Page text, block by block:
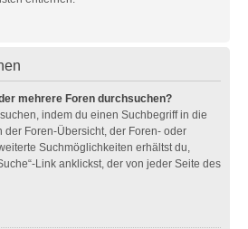
mehrere Foren durchsuchen?
indem du einen Suchbegriff in die
Foren-Übersicht, der Foren- oder
Suchmöglichkeiten erhältst du,
Link anklickst, der von jeder Seite des